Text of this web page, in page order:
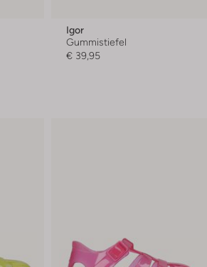
Igor
Gummistiefel
€ 39,95